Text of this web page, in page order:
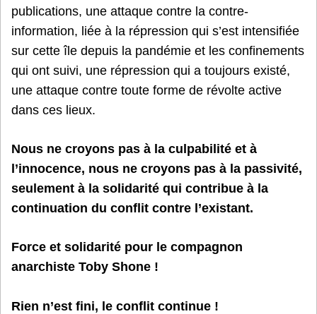
publications, une attaque contre la contre-
information, liée à la répression qui s’est intensifiée
sur cette île depuis la pandémie et les confinements
qui ont suivi, une répression qui a toujours existé,
une attaque contre toute forme de révolte active
dans ces lieux.
Nous ne croyons pas à la culpabilité et à
l’innocence, nous ne croyons pas à la passivité,
seulement à la solidarité qui contribue à la
continuation du conflit contre l’existant.
Force et solidarité pour le compagnon
anarchiste Toby Shone !
Rien n’est fini, le conflit continue !